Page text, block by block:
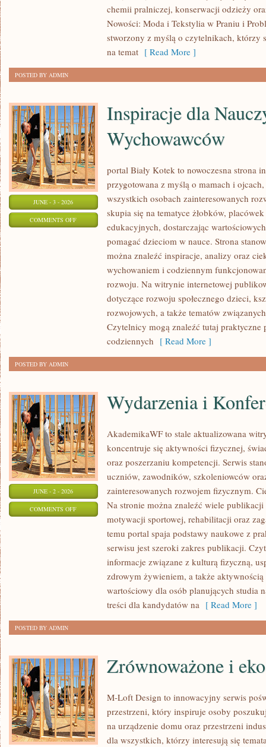
TEKSTYLIAchemii pralniczej, konserwacji odzieży
Nowości: Moda i Tekstylia w Praniu i
stworzony z myślą o czytelnikach, którzy
na temat [ Read More ]
POSTED BY ADMIN
JUNE - 3 - 2026
COMMENTS OFFON
Inspiracje dla
Wychowawców
portal Biały Kotek to nowoczesna strona
przygotowana z myślą o mamach i
wszystkich osobach zainteresowanych
skupia się na tematyce żłobków,
edukacyjnych, dostarczając
pomagać dzieciom w nauce. Strona
można znaleźć inspiracje, analizy oraz
wychowaniem i codziennym
rozwoju. Na witrynie internetowej
dotyczące rozwoju społecznego dzieci,
rozwojowych, a także tematów
Czytelnicy mogą znaleźć tutaj praktyczne
codziennych [ Read More ]
POSTED BY ADMIN
JUNE - 2 - 2026
COMMENTS OFFON
WYDARZENIA
KONFERENCJE
Wydarzenia i
AkademikaWF to stale aktualizowana
koncentruje się aktywności fizycznej,
oraz poszerzaniu kompetencji. Serwis
uczniów, zawodników, szkoleniowców
zainteresowanych rozwojem fizycznym.
Na stronie można znaleźć wiele
motywacji sportowej, rehabilitacji oraz
temu portal spaja podstawy naukowe z
serwisu jest szeroki zakres publikacji.
informacje związane z kulturą fizyczną,
zdrowym żywieniem, a także
wartościowy dla osób planujących studia
treści dla kandydatów na [ Read More ]
POSTED BY ADMIN
Zrównoważone i
M-Loft Design to innowacyjny serwis
przestrzeni, który inspiruje osoby
na urządzenie domu oraz przestrzeni
dla wszystkich, którzy interesują się